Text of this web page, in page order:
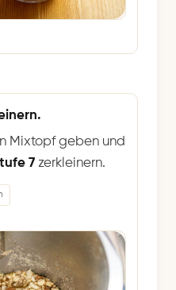
Mixtopf geben und
7 zerkleinern.